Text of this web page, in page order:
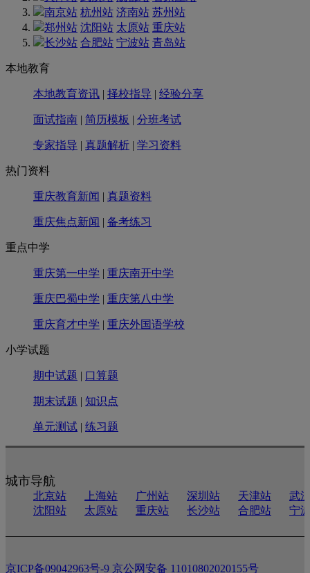
南京站 杭州站 济南站 苏州站
郑州站 沈阳站 太原站 重庆站
长沙站 合肥站 宁波站 青岛站
本地教育
本地教育资讯 | 择校指导 | 经验分享
面试指南 | 简历模板 | 分班考试
专家指导 | 真题解析 | 学习资料
热门资料
重庆教育新闻 | 真题资料
重庆焦点新闻 | 备考练习
重点中学
重庆第一中学 | 重庆南开中学
重庆巴蜀中学 | 重庆第八中学
重庆育才中学 | 重庆外国语学校
小学试题
期中试题 | 口算题
期末试题 | 知识点
单元测试 | 练习题
城市导航
北京站 上海站 广州站 深圳站 天津站
武
沈阳站
太原站 重庆站 长沙站 合肥站 宁
京ICP备09042963号-9 京公网安备 11010802020155号